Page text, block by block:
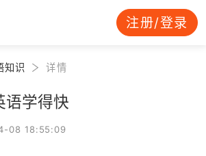
注册/登录
知识 详情
语学得快
08 18:55:09